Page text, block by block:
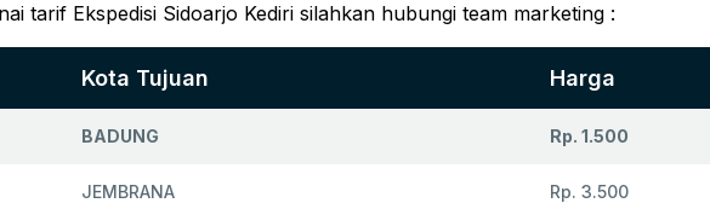
tarif Ekspedisi Sidoarjo Kediri silahkan hubungi team marketing :
Kota Tujuan Harga
BADUNG Rp. 1.500
JEMBRANA Rp. 3.500